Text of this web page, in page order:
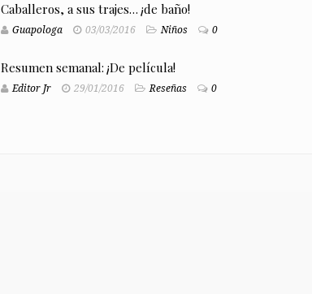
Caballeros, a sus trajes… ¡de baño!
Guapologa 03/03/2016 Niños 0
Resumen semanal: ¡De película!
Editor Jr 29/01/2016 Reseñas 0